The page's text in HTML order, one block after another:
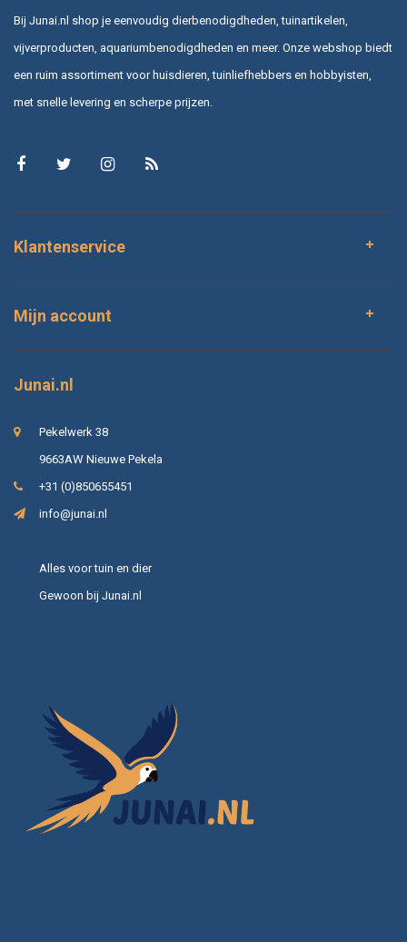
Bij Junai.nl shop je eenvoudig dierbenodigdheden, tuinartikelen,
vijverproducten, aquariumbenodigdheden en meer. Onze webshop biedt
een ruim assortiment voor huisdieren, tuinliefhebbers en hobbyisten,
met snelle levering en scherpe prijzen.
Klantenservice
Mijn account
Junai.nl
Pekelwerk 38
9663AW Nieuwe Pekela
+31 (0)850655451
info@junai.nl
Alles voor tuin en dier
Gewoon bij Junai.nl